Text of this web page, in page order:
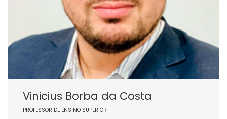
Vinicius Borba da Costa
PROFESSOR DE ENSINO SUPERIOR